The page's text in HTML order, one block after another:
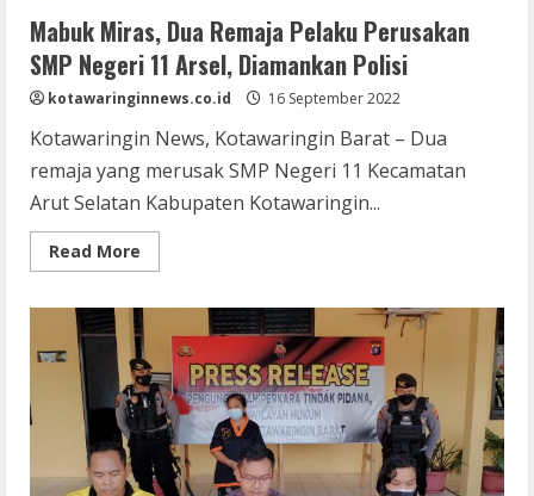
Mabuk Miras, Dua Remaja Pelaku Perusakan
SMP Negeri 11 Arsel, Diamankan Polisi
kotawaringinnews.co.id 16 September 2022
Kotawaringin News, Kotawaringin Barat – Dua
remaja yang merusak SMP Negeri 11 Kecamatan
Arut Selatan Kabupaten Kotawaringin...
Read More
more
Miras,
Dua
Remaja
Pelaku
Perusakan
SMP
Negeri
11
Arsel,
Diamankan
Polisi